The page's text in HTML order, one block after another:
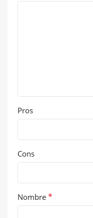
Pros
Cons
Nombre *